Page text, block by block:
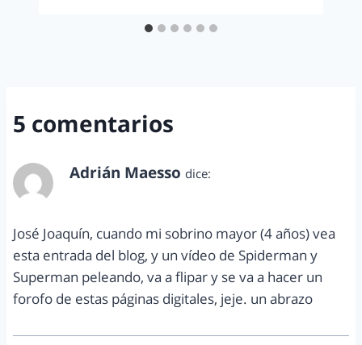
5 comentarios
Adrián Maesso dice:
José Joaquín, cuando mi sobrino mayor (4 años) vea
esta entrada del blog, y un vídeo de Spiderman y
Superman peleando, va a flipar y se va a hacer un
forofo de estas páginas digitales, jeje. un abrazo